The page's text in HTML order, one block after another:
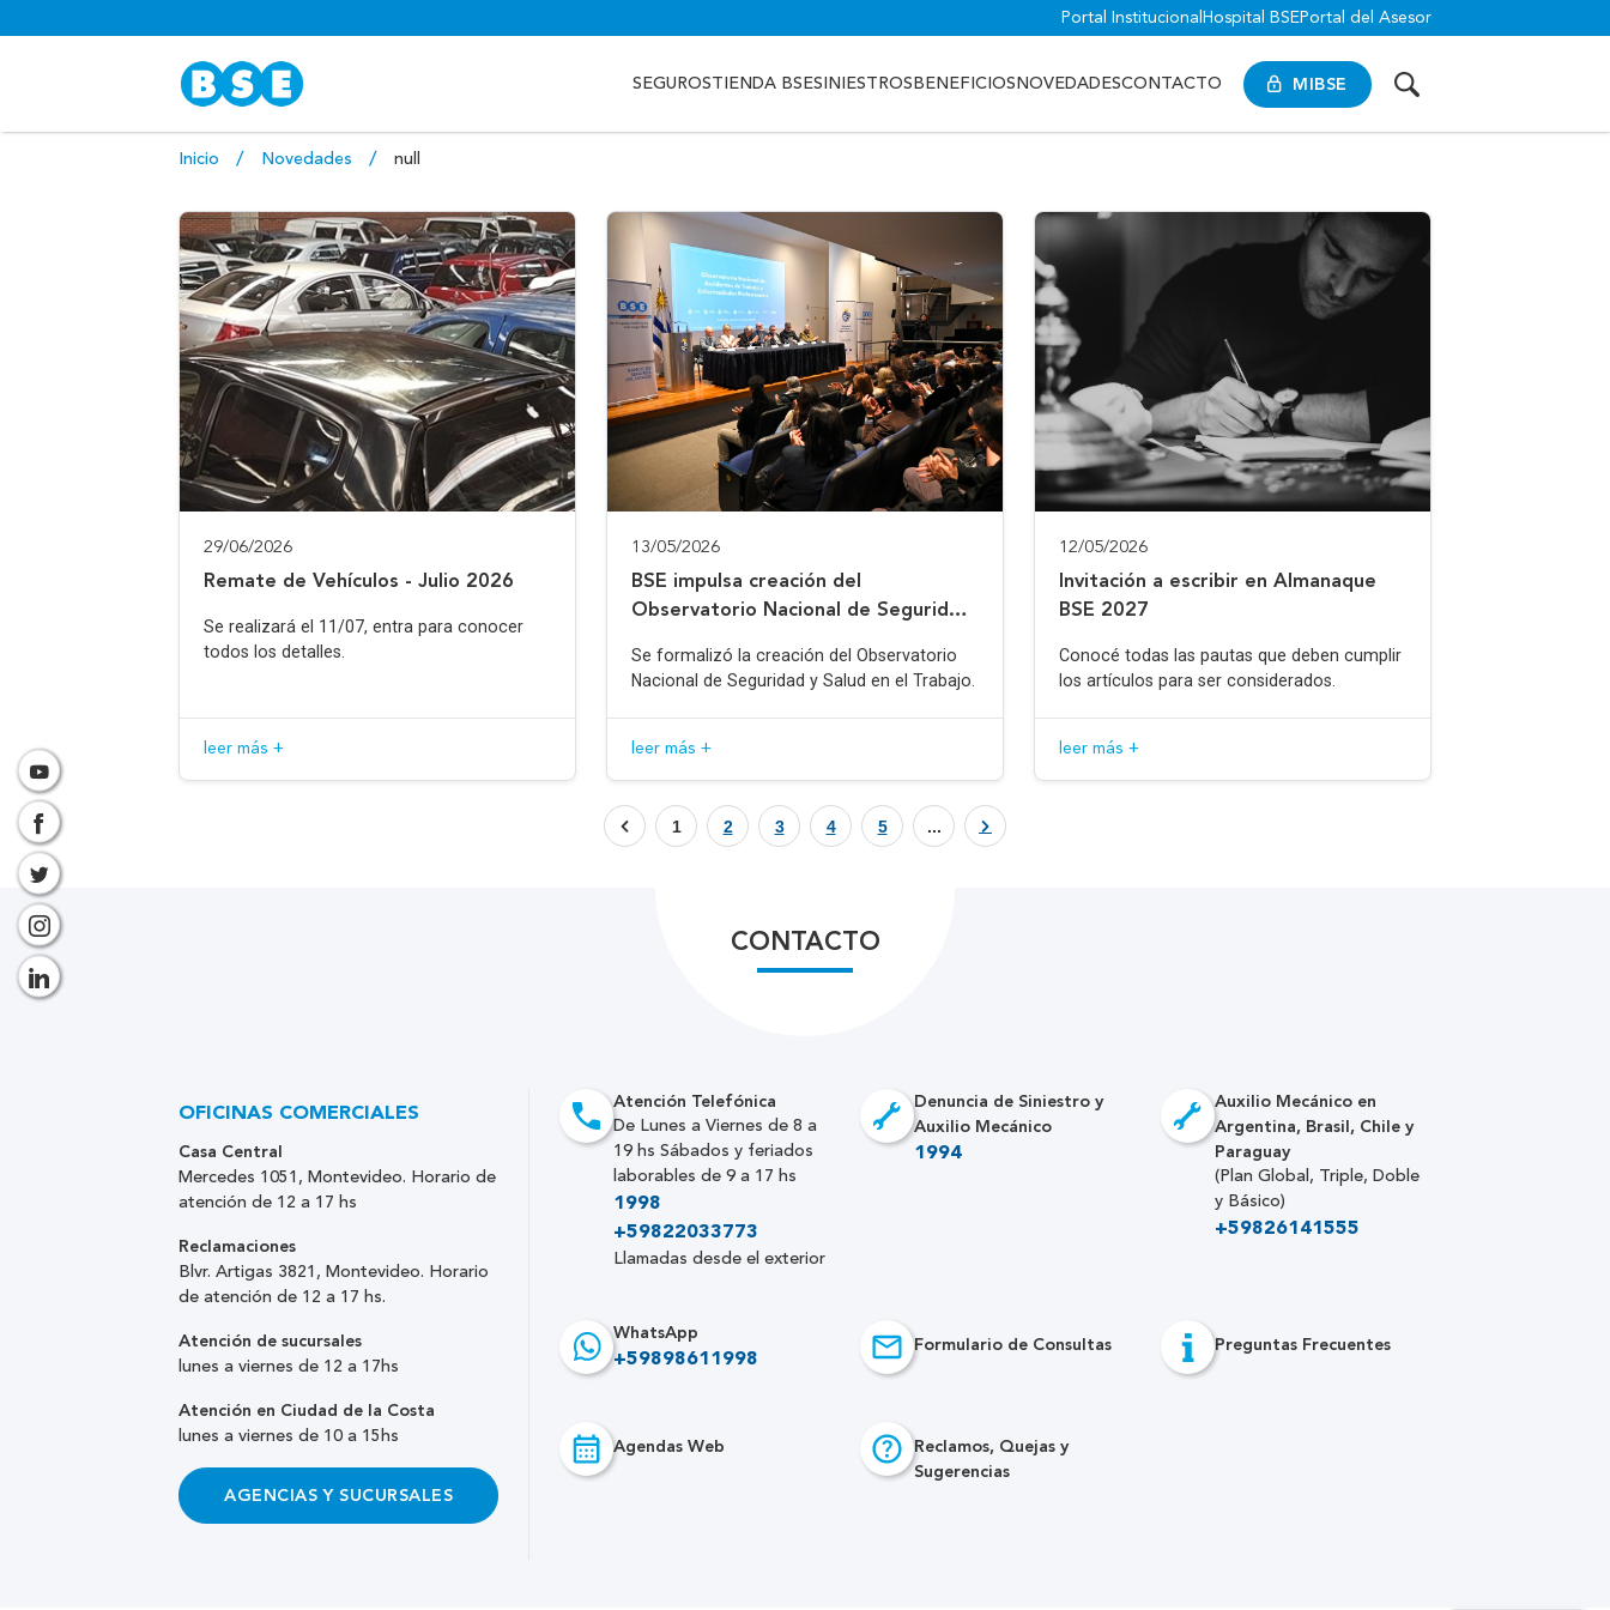
Portal Institucional Hospital BSE Portal del Asesor
MIBSE
SEGUROSTIENDA BSESINIESTROS BENEFICIOS NOVEDADESCONTACTO
Inicio Novedades null
29/06/2026
Remate de Vehículos - Julio 2026
Se realizará el 11/07, entra para conocer
todos los detalles.
leer más +
13/05/2026
BSE impulsa creación del
Observatorio Nacional de Seguridad
Se formalizó la creación del Observatorio
Nacional de Seguridad y Salud en el Trabajo.
leer más +
12/05/2026
Invitación a escribir en Almanaque
BSE 2027
Conocé todas las pautas que deben cumplir
los artículos para ser considerados.
leer más +
1 2 3 4 5 ...
CONTACTO
Atención Telefónica
De Lunes a Viernes de 8 a
19 hs Sábados y feriados
laborables de 9 a 17 hs
1998
+59822033773
Llamadas desde el exterior
Denuncia de Siniestro y
Auxilio Mecánico
1994
Auxilio Mecánico en
Argentina, Brasil, Chile y
Paraguay
(Plan Global, Triple, Doble
y Básico)
+59826141555
WhatsApp
+59898611998
Formulario de Consultas Preguntas Frecuentes
Agendas Web
Reclamos, Quejas y
Sugerencias
OFICINAS COMERCIALES
Casa Central
Mercedes 1051, Montevideo. Horario de
atención de 12 a 17 hs
Reclamaciones
Blvr. Artigas 3821, Montevideo. Horario
de atención de 12 a 17 hs.
Atención de sucursales
lunes a viernes de 12 a 17hs
Atención en Ciudad de la Costa
lunes a viernes de 10 a 15hs
AGENCIAS Y SUCURSALES